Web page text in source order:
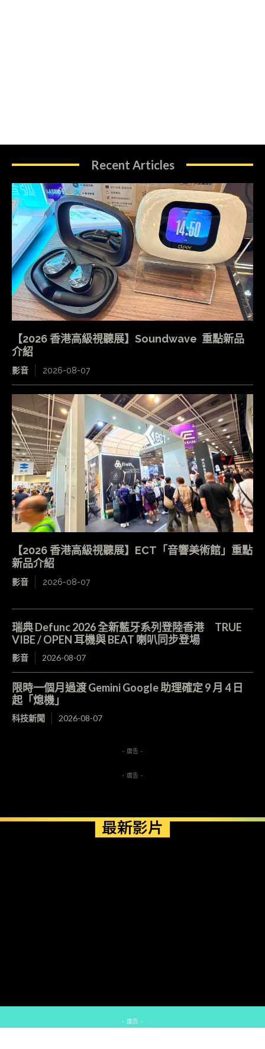
Recent Articles
【2026 香港高級視聽展】Soundwave 重點新品
介紹
影音 2026-08-07
【2026 香港高級視聽展】ECT「音響美術館」重點
新品介紹
影音 2026-08-07
瑞典 Defunc 2026 全新藍牙系列登陸香港 TRUE
VIBE / OPEN 耳機與 BEAT 喇叭同步登場
影音 2026-08-07
限時一個月過渡 Gemini Google 助理確定 9 月 4 日
起「熄機」
科技新聞 2026-08-07
- 廣告 -
- 廣告 -
最新影片
- 廣告 -